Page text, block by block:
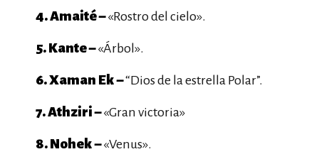
4. Amaité –«Rostro del cielo».
5. Kante –«Árbol».
6. Xaman Ek –“Dios de la estrella Polar”.
7. Athziri –«Gran victoria»
8. Nohek –«Venus».